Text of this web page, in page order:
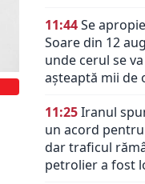
11:44Se
Soare din 12
unde cerul se
așteaptă mii de
11:25Iranul
un acord
dar traficul
petrolier a fost